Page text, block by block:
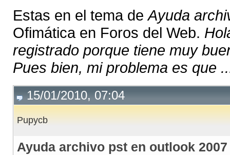
Estas en el tema deAyuda
Ofimática en Foros del Web.
registrado porque tiene muy
Pues bien, mi problema es que
15/01/2010, 07:04
Pupycb
Ayuda archivo pst en outlook 2007